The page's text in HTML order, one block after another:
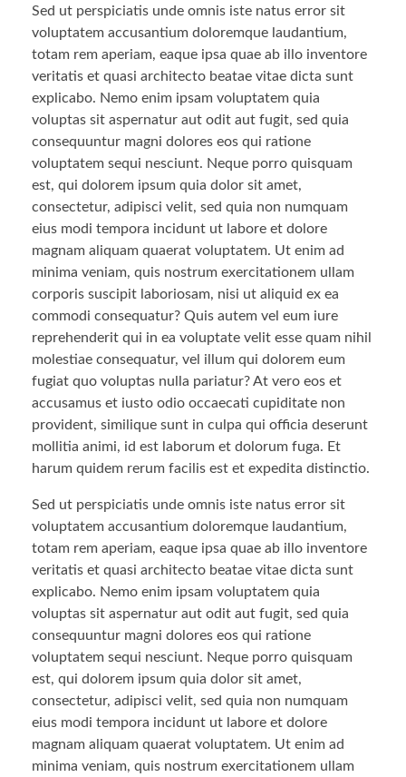
Sed ut perspiciatis unde omnis iste natus error sit
voluptatem accusantium doloremque laudantium,
totam rem aperiam, eaque ipsa quae ab illo inventore
veritatis et quasi architecto beatae vitae dicta sunt
explicabo. Nemo enim ipsam voluptatem quia
voluptas sit aspernatur aut odit aut fugit, sed quia
consequuntur magni dolores eos qui ratione
voluptatem sequi nesciunt. Neque porro quisquam
est, qui dolorem ipsum quia dolor sit amet,
consectetur, adipisci velit, sed quia non numquam
eius modi tempora incidunt ut labore et dolore
magnam aliquam quaerat voluptatem. Ut enim ad
minima veniam, quis nostrum exercitationem ullam
corporis suscipit laboriosam, nisi ut aliquid ex ea
commodi consequatur? Quis autem vel eum iure
reprehenderit qui in ea voluptate velit esse quam nihil
molestiae consequatur, vel illum qui dolorem eum
fugiat quo voluptas nulla pariatur? At vero eos et
accusamus et iusto odio occaecati cupiditate non
provident, similique sunt in culpa qui officia deserunt
mollitia animi, id est laborum et dolorum fuga. Et
harum quidem rerum facilis est et expedita distinctio.
Sed ut perspiciatis unde omnis iste natus error sit
voluptatem accusantium doloremque laudantium,
totam rem aperiam, eaque ipsa quae ab illo inventore
veritatis et quasi architecto beatae vitae dicta sunt
explicabo. Nemo enim ipsam voluptatem quia
voluptas sit aspernatur aut odit aut fugit, sed quia
consequuntur magni dolores eos qui ratione
voluptatem sequi nesciunt. Neque porro quisquam
est, qui dolorem ipsum quia dolor sit amet,
consectetur, adipisci velit, sed quia non numquam
eius modi tempora incidunt ut labore et dolore
magnam aliquam quaerat voluptatem. Ut enim ad
minima veniam, quis nostrum exercitationem ullam